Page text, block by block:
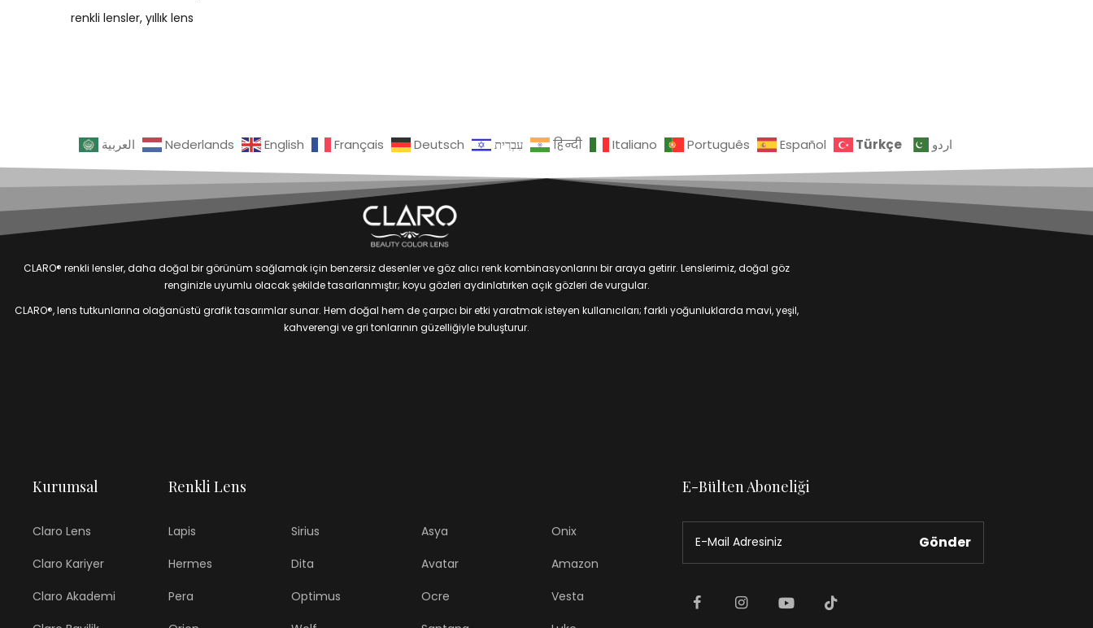
renkli lensler yıllık lens
العربية Nederlands English Français Deutsch עִבְרִית हिन्दी Italiano Português Español Türkçe اردو
CLARO® renkli lensler, daha doğal bir görünüm sağlamak için benzersiz desenler ve göz alıcı renk kombinasyonlarını bir araya getirir. Lenslerimiz, doğal göz
renginizle uyumlu olacak şekilde tasarlanmıştır; koyu gözleri aydınlatırken açık gözleri de vurgular.
CLARO®, lens tutkunlarına olağanüstü grafik tasarımlar sunar. Hem doğal hem de çarpıcı bir etki yaratmak isteyen kullanıcıları; farklı yoğunluklarda mavi, yeşil,
kahverengi ve gri tonlarının güzelliğiyle buluşturur.
Kurumsal
Claro Lens
Claro Kariyer
Claro Akademi
Renkli Lens
Lapis
Hermes
Pera
Sirius
Dita
Optimus
Asya
Avatar
Ocre
Onix
Amazon
Vesta
E-Bülten Aboneliği
Gönder